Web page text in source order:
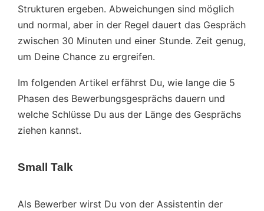
Strukturen ergeben. Abweichungen sind möglich
und normal, aber in der Regel dauert das Gespräch
zwischen 30 Minuten und einer Stunde. Zeit genug,
um Deine Chance zu ergreifen.
Im folgenden Artikel erfährst Du, wie lange die 5
Phasen des Bewerbungsgesprächs dauern und
welche Schlüsse Du aus der Länge des Gesprächs
ziehen kannst.
Small Talk
Als Bewerber wirst Du von der Assistentin der